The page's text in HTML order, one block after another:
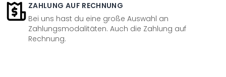
ZAHLUNG AUF RECHNUNG
Bei uns hast du eine große Auswahl an
Zahlungsmodalitäten. Auch die Zahlung auf
Rechnung.